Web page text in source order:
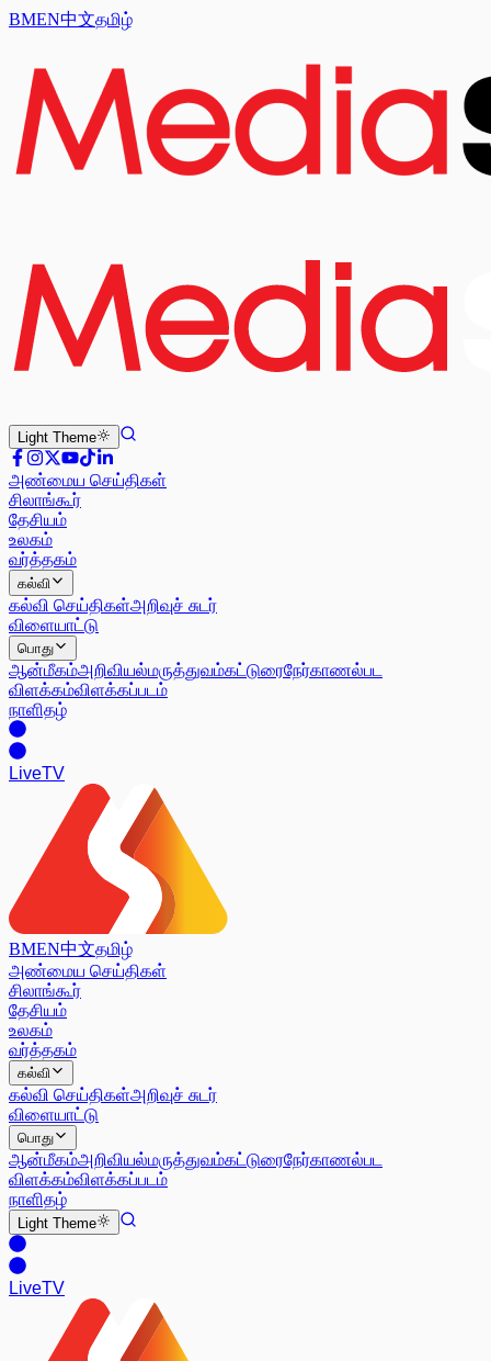
BMEN中文தமிழ்
Light Theme
அண்மைய செய்திகள்
சிலாங்கூர்
தேசியம்
உலகம்
வர்த்தகம்
கல்வி
கல்வி செய்திகள்அறிவுச் சுடர்
விளையாட்டு
பொது
ஆன்மீகம்அறிவியல்மருத்துவம்கட்டுரைநேர்காணல்பட
விளக்கம்விளக்கப்படம்
நாளிதழ்
LiveTV
BMEN中文தமிழ்
அண்மைய செய்திகள்
சிலாங்கூர்
தேசியம்
உலகம்
வர்த்தகம்
கல்வி
கல்வி செய்திகள்அறிவுச் சுடர்
விளையாட்டு
பொது
ஆன்மீகம்அறிவியல்மருத்துவம்கட்டுரைநேர்காணல்பட
விளக்கம்விளக்கப்படம்
நாளிதழ்
Light Theme
LiveTV